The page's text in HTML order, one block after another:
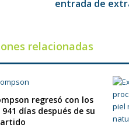
entrada de
relacionadas
regresó con los
días después de su